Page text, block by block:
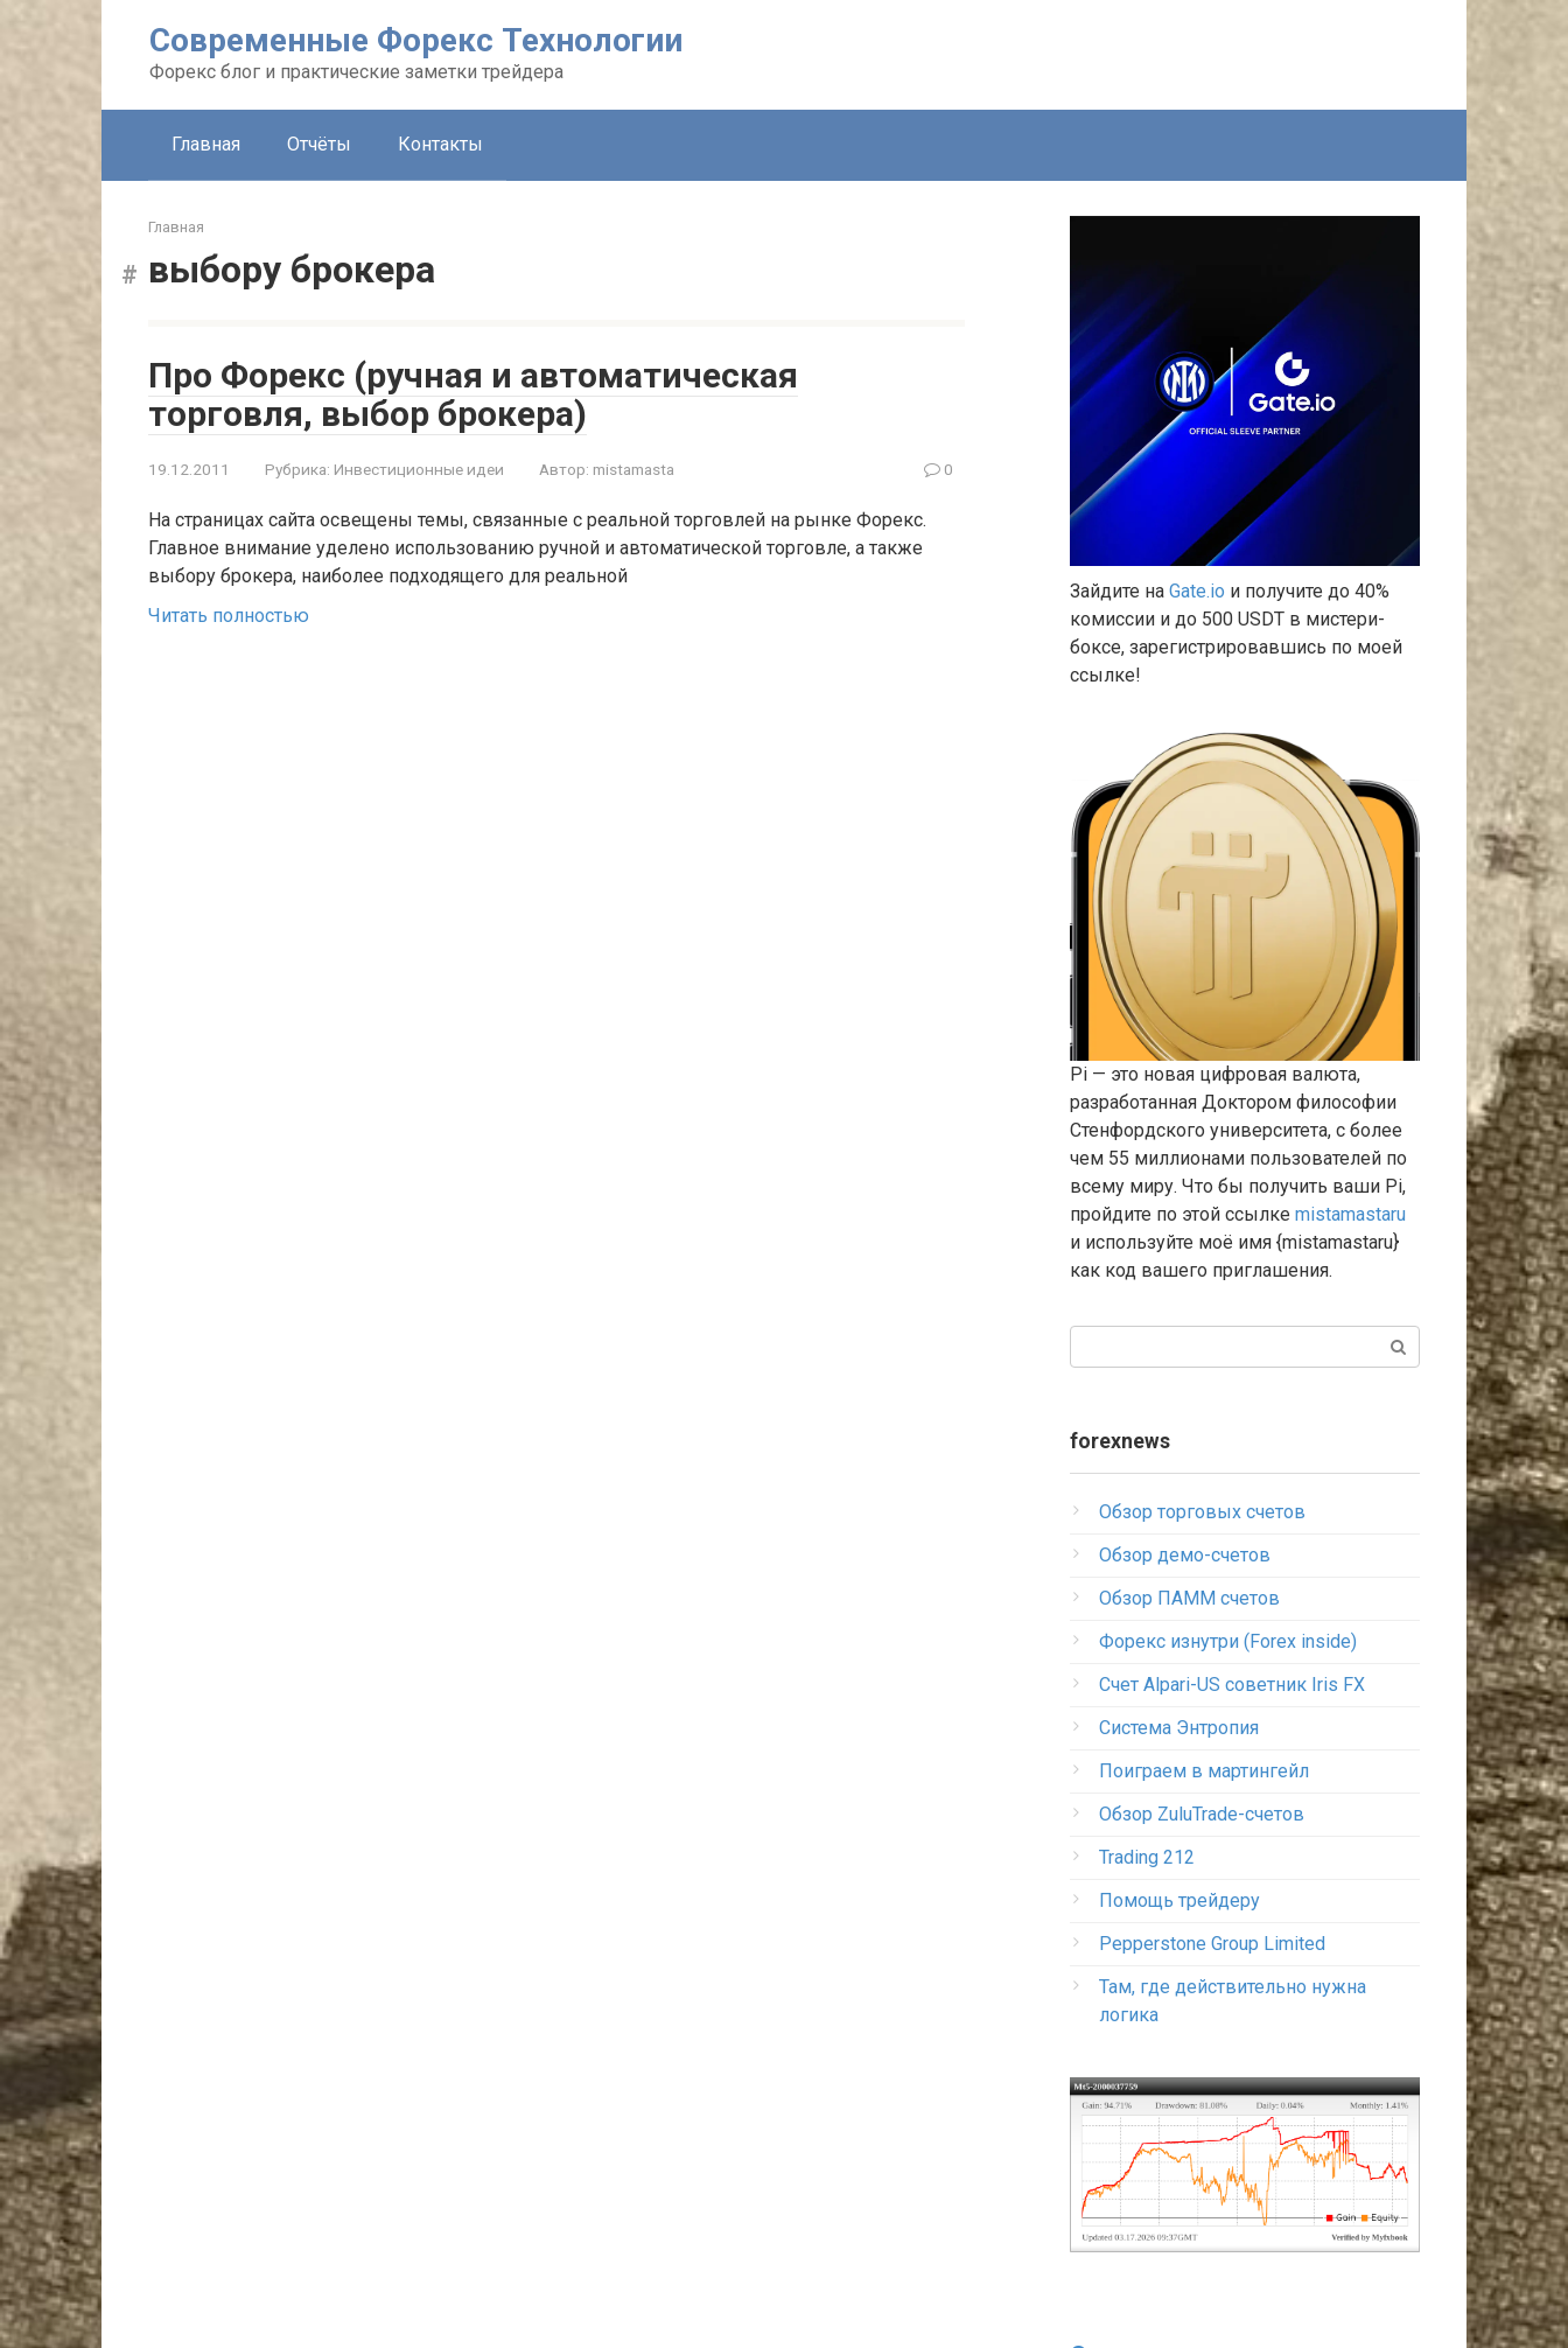
Современные Форекс Технологии
Форекс блог и практические заметки трейдера
Главная Отчёты Контакты
Главная
выбору брокера
Про Форекс (ручная и автоматическая
торговля, выбор брокера)
19.12.2011 Рубрика: Инвестиционные идеи Автор: mistamasta 0
На страницах сайта освещены темы, связанные с реальной торговлей на рынке Форекс.
Главное внимание уделено использованию ручной и автоматической торговле, а также
выбору брокера, наиболее подходящего для реальной
Читать полностью
Зайдите на Gate.io и получите до 40%
комиссии и до 500 USDT в мистери-
боксе, зарегистрировавшись по моей
ссылке!
Pi — это новая цифровая валюта,
разработанная Доктором философии
Стенфордского университета, с более
чем 55 миллионами пользователей по
всему миру. Что бы получить ваши Pi,
пройдите по этой ссылке mistamastaru
и используйте моё имя {mistamastaru}
как код вашего приглашения.
forexnews
Обзор торговых счетов
Обзор демо-счетов
Обзор ПАММ счетов
Форекс изнутри (Forex inside)
Счет Alpari-US советник Iris FX
Система Энтропия
Поиграем в мартингейл
Обзор ZuluTrade-счетов
Trading 212
Помощь трейдеру
Pepperstone Group Limited
Там, где действительно нужна
логика